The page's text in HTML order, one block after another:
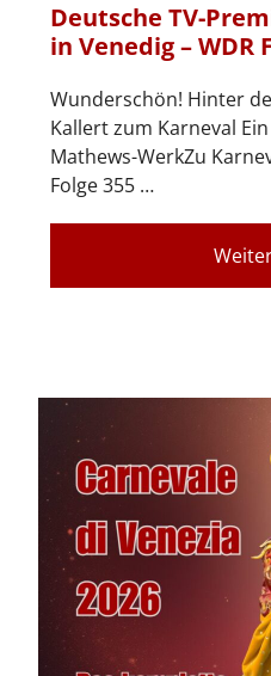
Deutsche TV-
in Venedig – WDR
Wunderschön! Hinter
Kallert zum Karneval
Mathews-WerkZu
Folge 355 …